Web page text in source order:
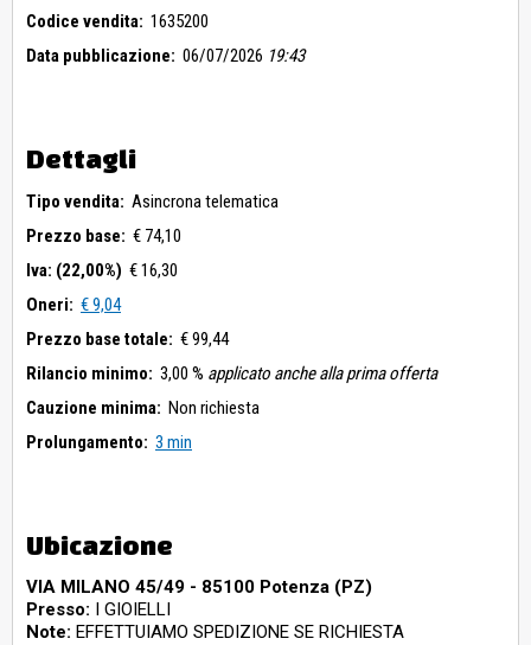
Codice vendita: 1635200
Data pubblicazione: 06/07/2026 19:43
Dettagli
Tipo vendita: Asincrona telematica
Prezzo base: € 74,10
Iva: (22,00%) € 16,30
Oneri: € 9,04
Prezzo base totale: € 99,44
Rilancio minimo: 3,00 % applicato anche alla prima offerta
Cauzione minima: Non richiesta
Prolungamento: 3 min
Ubicazione
VIA MILANO 45/49 - 85100 Potenza (PZ)
Presso: I GIOIELLI
Note: EFFETTUIAMO SPEDIZIONE SE RICHIESTA